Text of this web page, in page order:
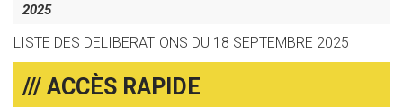
2025
LISTE DES DELIBERATIONS DU 18 SEPTEMBRE 2025
/// ACCÈS RAPIDE